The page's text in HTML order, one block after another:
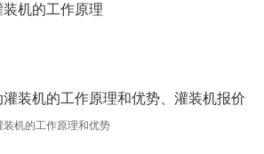
装机的工作原理
灌装机的工作原理和优势、灌装机报价
装机的工作原理和优势